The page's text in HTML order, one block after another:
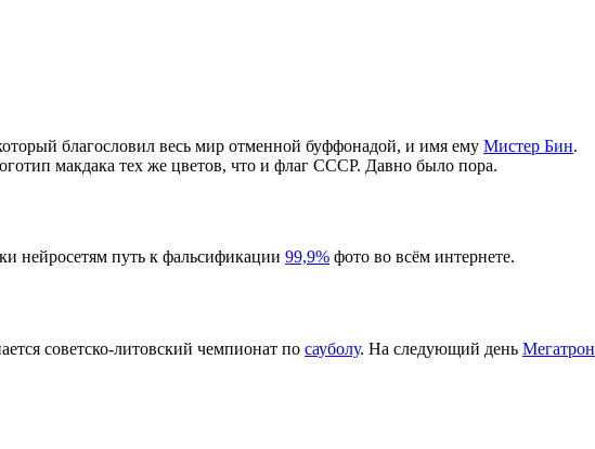
благословил весь мир отменной буффонадой, и имя ему Мистер Бин.
макдака тех же цветов, что и флаг СССР. Давно было пора.
нейросетям путь к фальсификации 99,9% фото во всём интернете.
советско-литовский чемпионат по сауболу. На следующий день Мегатрон